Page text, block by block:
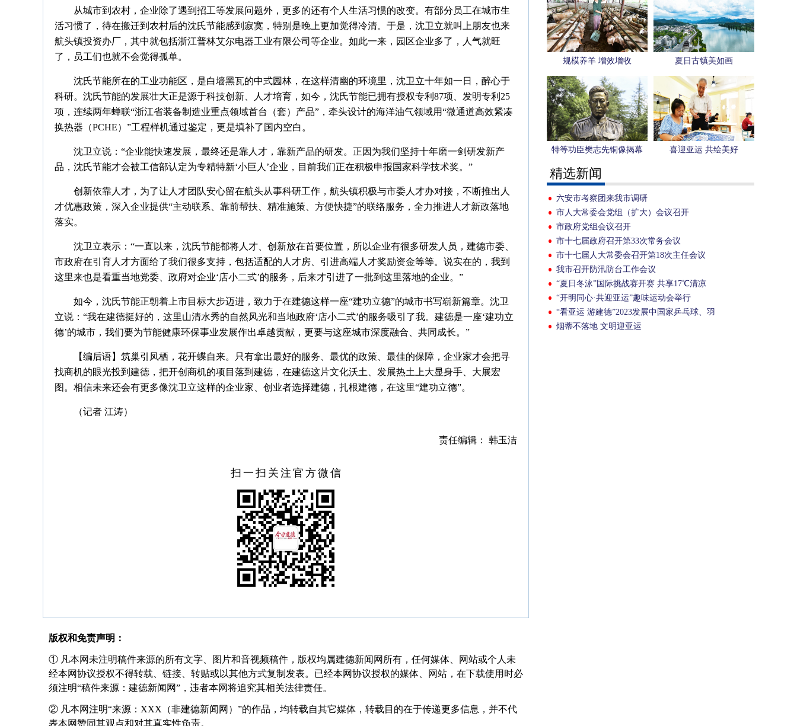
规模养羊 增效增收 夏日古镇美如画
特等功臣樊志先铜像揭幕 喜迎亚运 共绘美好
精选新闻
六安市考察团来我市调研
市人大常委会党组（扩大）会议召开
市政府党组会议召开
市十七届政府召开第33次常务会议
市十七届人大常委会召开第18次主任会议
我市召开防汛防台工作会议
“夏日冬泳”国际挑战赛开赛 共享17℃清凉
“开明同心·共迎亚运”趣味运动会举行
“看亚运 游建德”2023发展中国家乒乓球、羽
毛球建德交流活动举行
烟蒂不落地 文明迎亚运
从城市到农村，企业除了遇到招工等发展问题外，更多的还有个人生活习惯的改变。有部分员工在城市生
活习惯了，待在搬迁到农村后的沈氏节能感到寂寞，特别是晚上更加觉得冷清。于是，沈卫立就叫上朋友也来
航头镇投资办厂，其中就包括浙江普林艾尔电器工业有限公司等企业。如此一来，园区企业多了，人气就旺
了，员工们也就不会觉得孤单。
沈氏节能所在的工业功能区，是白墙黑瓦的中式园林，在这样清幽的环境里，沈卫立十年如一日，醉心于
科研。沈氏节能的发展壮大正是源于科技创新、人才培育，如今，沈氏节能已拥有授权专利87项、发明专利25
项，连续两年蝉联“浙江省装备制造业重点领域首台（套）产品”，牵头设计的海洋油气领域用“微通道高效紧凑
换热器（PCHE）”工程样机通过鉴定，更是填补了国内空白。
沈卫立说：“企业能快速发展，最终还是靠人才，靠新产品的研发。正因为我们坚持十年磨一剑研发新产
品，沈氏节能才会被工信部认定为专精特新‘小巨人’企业，目前我们正在积极申报国家科学技术奖。”
创新依靠人才，为了让人才团队安心留在航头从事科研工作，航头镇积极与市委人才办对接，不断推出人
才优惠政策，深入企业提供“主动联系、靠前帮扶、精准施策、方便快捷”的联络服务，全力推进人才新政落地
落实。
沈卫立表示：“一直以来，沈氏节能都将人才、创新放在首要位置，所以企业有很多研发人员，建德市委、
市政府在引育人才方面给了我们很多支持，包括适配的人才房、引进高端人才奖励资金等等。说实在的，我到
这里来也是看重当地党委、政府对企业‘店小二式’的服务，后来才引进了一批到这里落地的企业。”
如今，沈氏节能正朝着上市目标大步迈进，致力于在建德这样一座“建功立德”的城市书写崭新篇章。沈卫
立说：“我在建德挺好的，这里山清水秀的自然风光和当地政府‘店小二式’的服务吸引了我。建德是一座‘建功立
德’的城市，我们要为节能健康环保事业发展作出卓越贡献，更要与这座城市深度融合、共同成长。”
【编后语】筑巢引凤栖，花开蝶自来。只有拿出最好的服务、最优的政策、最佳的保障，企业家才会把寻
找商机的眼光投到建德，把开创商机的项目落到建德，在建德这片文化沃土、发展热土上大显身手、大展宏
图。相信未来还会有更多像沈卫立这样的企业家、创业者选择建德，扎根建德，在这里“建功立德”。
（记者 江涛）
责任编辑： 韩玉洁
扫一扫关注官方微信
版权和免责声明：
① 凡本网未注明稿件来源的所有文字、图片和音视频稿件，版权均属建德新闻网所有，任何媒体、网站或个人未
经本网协议授权不得转载、链接、转贴或以其他方式复制发表。已经本网协议授权的媒体、网站，在下载使用时必
须注明“稿件来源：建德新闻网”，违者本网将追究其相关法律责任。
② 凡本网注明“来源：XXX（非建德新闻网）”的作品，均转载自其它媒体，转载目的在于传递更多信息，并不代
表本网赞同其观点和对其真实性负责。